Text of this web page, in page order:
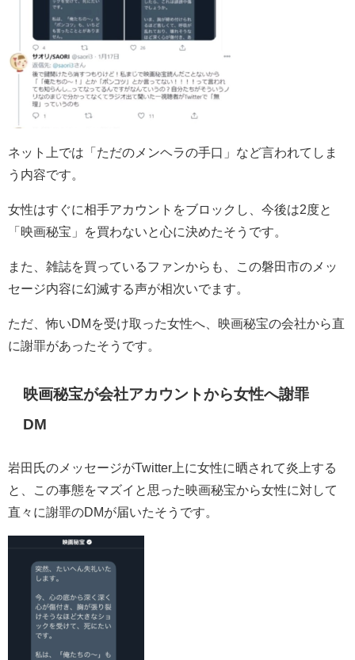
ネット上では「ただのメンヘラの手口」など言われてしま
う内容です。
女性はすぐに相手アカウントをブロックし、今後は2度と
「映画秘宝」を買わないと心に決めたそうです。
また、雑誌を買っているファンからも、この磐田市のメッ
セージ内容に幻滅する声が相次いでます。
ただ、怖いDMを受け取った女性へ、映画秘宝の会社から直
に謝罪があったそうです。
映画秘宝が会社アカウントから女性へ謝罪
DM
岩田氏のメッセージがTwitter上に女性に晒されて炎上する
と、この事態をマズイと思った映画秘宝から女性に対して
直々に謝罪のDMが届いたそうです。